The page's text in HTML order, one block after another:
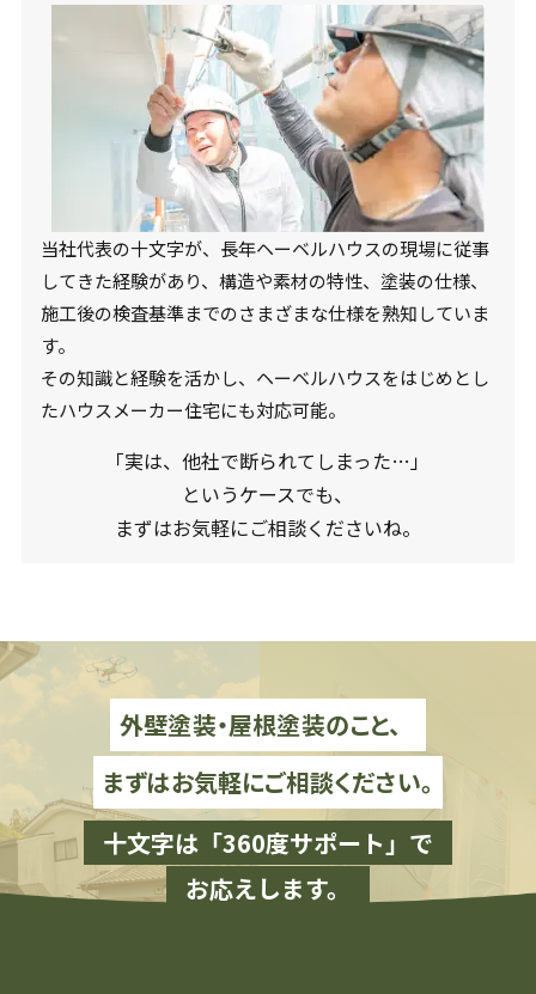
当社代表の十文字が、長年ヘーベルハウスの現場に従事
してきた経験があり、構造や素材の特性、塗装の仕様、
施工後の検査基準までのさまざまな仕様を熟知していま
す。
その知識と経験を活かし、ヘーベルハウスをはじめとし
たハウスメーカー住宅にも対応可能。
「実は、他社で断られてしまった…」
というケースでも、
まずはお気軽にご相談くださいね。
外壁塗装・屋根塗装のこと、
まずはお気軽にご相談ください。
十文字は「360度サポート」で
お応えします。